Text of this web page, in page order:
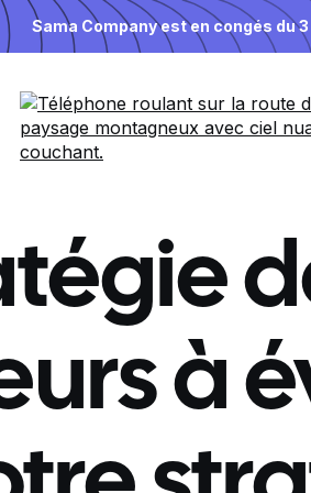
Sama Company est en congés du 3
à